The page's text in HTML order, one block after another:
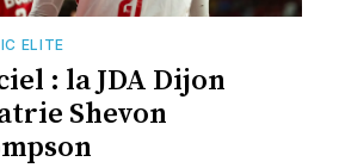
ELITE
: la JDA Dijon
Shevon